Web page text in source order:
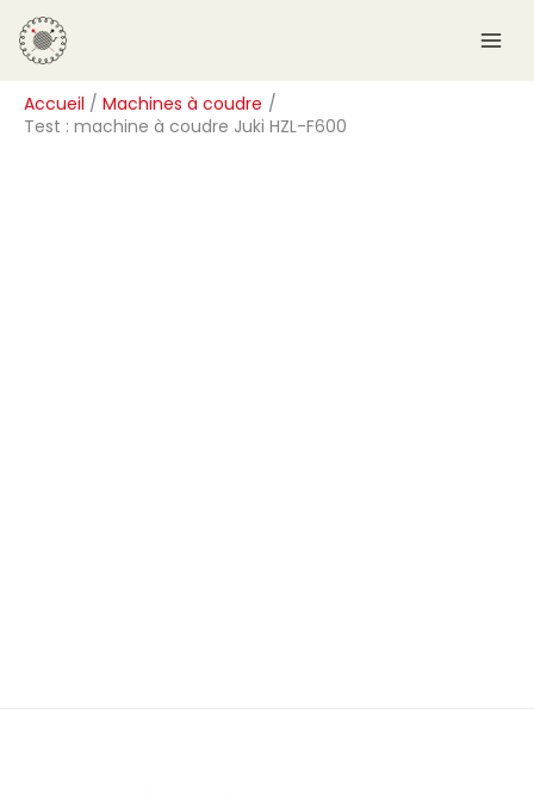
Aller
au
contenu
Accueil
Machines à coudre
Test : machine à coudre Juki HZL-F600
R
e
c
h